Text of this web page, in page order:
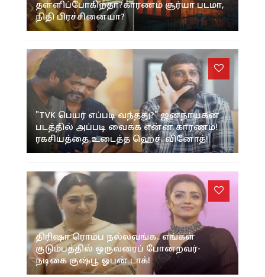
தள்ளிப்போகிறதா?காரணம் சூர்யா படமா,
நிதி பிரச்சினையா?
"TVK பெயர் எப்படி வந்தது?" ஜனநாயகன்
படத்தில் அப்படி வைக்க என்ன காரணம்!
ரகசியத்தை உடைத்த ஹெச். வினோத்!
திரிஷா ரொம்ப நல்லவங்க.. எங்கள்
குடும்பத்தில் ஒருவரைப் போன்றவர்-
நடிகை குஷ்பூ ஓபன் டாக்!